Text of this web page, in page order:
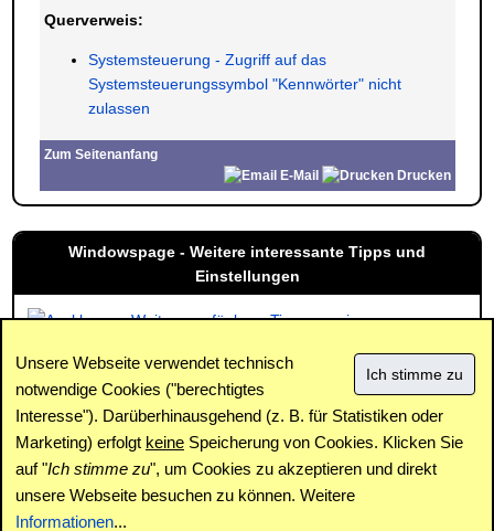
Querverweis:
Systemsteuerung - Zugriff auf das
Systemsteuerungssymbol "Kennwörter" nicht
zulassen
Zum Seitenanfang
E-Mail
Drucken
Windowspage - Weitere interessante Tipps und
Einstellungen
Weitere verfügbare Tipps anzeigen
Unsere Webseite verwendet technisch
notwendige Cookies ("berechtigtes
Interesse"). Darüberhinausgehend (z. B. für Statistiken oder
Marketing) erfolgt keine Speicherung von Cookies. Klicken Sie
auf "Ich stimme zu", um Cookies zu akzeptieren und direkt
unsere Webseite besuchen zu können. Weitere
Informationen...
Impressum | Kontakt | Datenschutz / Cookies |
SPAM /
Abuse
| Newsletter | Forum